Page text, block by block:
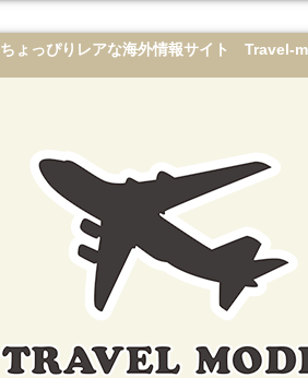
ちょっぴりレアな海外情報サイト Travel-